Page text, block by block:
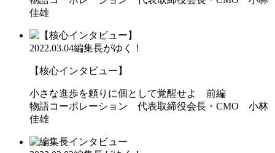
佳雄
2022.03.04編集長がゆく！
【核心インタビュー】
小さな進歩を頼りに個として覚醒せよ 前編
物語コーポレーション 代表取締役会長・CMO 小林
佳雄